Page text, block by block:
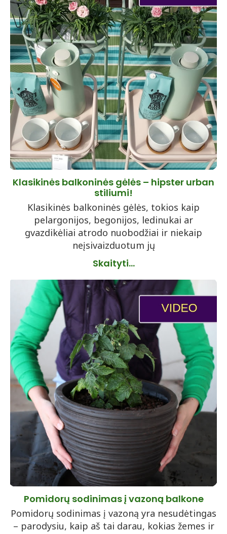
Klasikinės balkoninės gėlės – hipster urban
stiliumi!
Klasikinės balkoninės gėlės, tokios kaip
pelargonijos, begonijos, ledinukai ar
gvazdikėliai atrodo nuobodžiai ir niekaip
neįsivaizduotum jų
Skaityti...
Pomidorų sodinimas į vazoną balkone
Pomidorų sodinimas į vazoną yra nesudėtingas
– parodysiu, kaip aš tai darau, kokias žemes ir